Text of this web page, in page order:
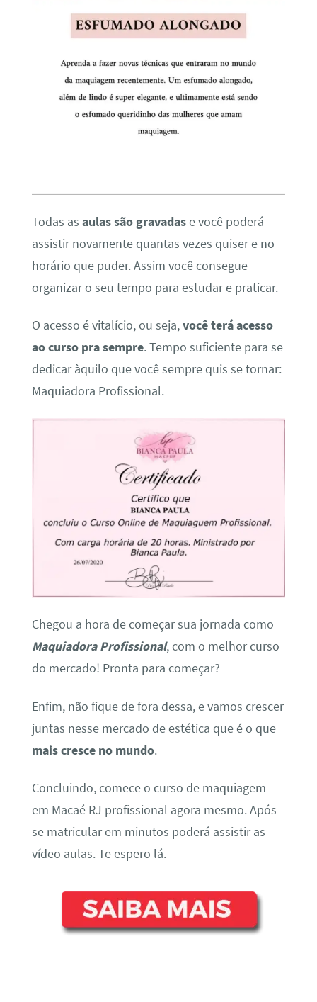
Todas as aulas são gravadase você poderá
assistir novamente quantas vezes quiser e no
horário que puder. Assim você consegue
organizar o seu tempo para estudar e praticar.
O acesso é vitalício, ou seja,você terá acesso
ao curso pra sempre. Tempo suficiente para se
dedicar àquilo que você sempre quis se tornar:
Maquiadora Profissional.
Chegou a hora de começar sua jornada como
Maquiadora Profissional, com o melhor curso
do mercado! Pronta para começar?
Enfim, não fique de fora dessa, e vamos crescer
juntas nesse mercado de estética que é o que
mais cresce no mundo.
Concluindo, comece o curso de maquiagem
em Macaé RJ profissional agora mesmo. Após
se matricular em minutos poderá assistir as
vídeo aulas. Te espero lá.